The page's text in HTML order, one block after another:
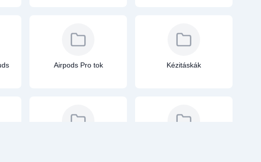
Airpods Pro tok Kézitáskák
C